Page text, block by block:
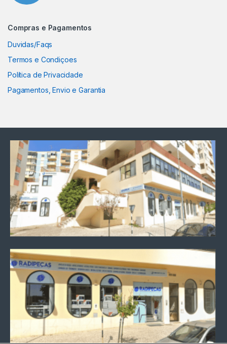
Compras e Pagamentos
Duvidas/Faqs
Termos e Condiçoes
Política de Privacidade
Pagamentos, Envio e Garantia